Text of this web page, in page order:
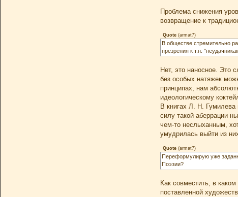
Проблема снижения
возвращение к
Quote (armat7)
В обществе стремительно
презрения к т.н.
Нет, это наносное. Это
без особых натяжек
принципах, нам
идеологическому
В книгах Л. Н. Гумилева
силу такой аберрации
чем-то неслыханным,
умудрилась выйти из
Quote (armat7)
Переформулирую уже
Поэзии?
Как совместить, в
поставленной